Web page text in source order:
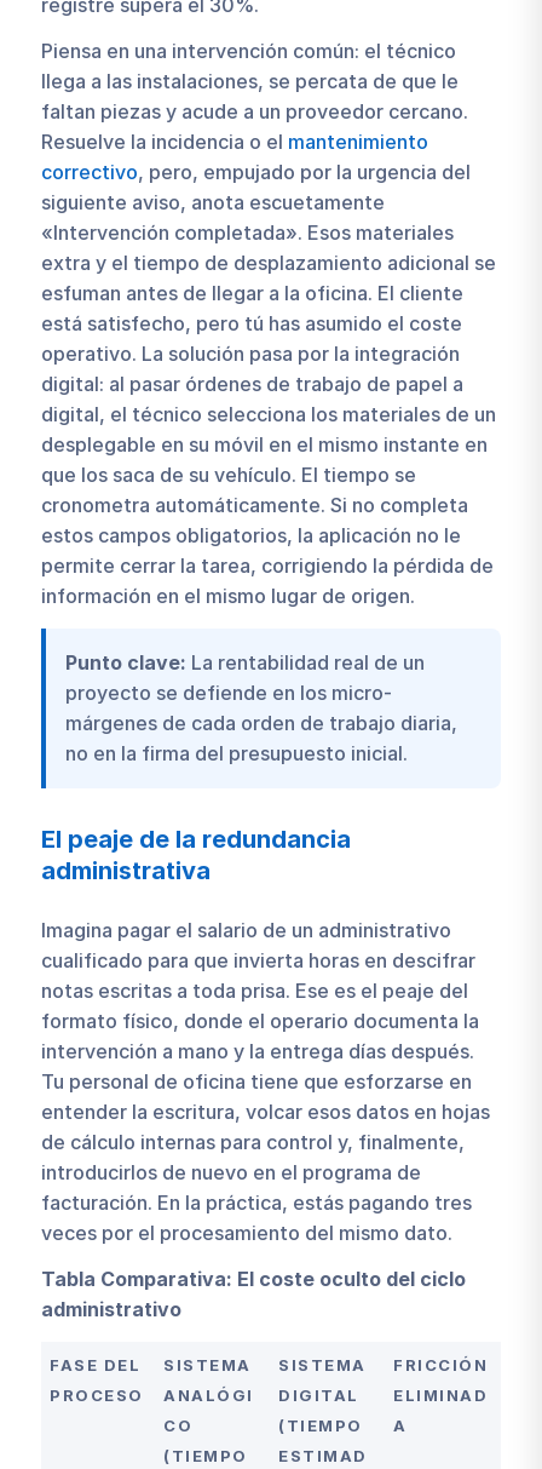
Piensa en una intervención común: el técnico
llega a las instalaciones, se percata de que le
faltan piezas y acude a un proveedor cercano.
Resuelve la incidencia o el mantenimiento
correctivo, pero, empujado por la urgencia del
siguiente aviso, anota escuetamente
«Intervención completada». Esos materiales
extra y el tiempo de desplazamiento adicional se
esfuman antes de llegar a la oficina. El cliente
está satisfecho, pero tú has asumido el coste
operativo. La solución pasa por la integración
digital: al pasar órdenes de trabajo de papel a
digital, el técnico selecciona los materiales de un
desplegable en su móvil en el mismo instante en
que los saca de su vehículo. El tiempo se
cronometra automáticamente. Si no completa
estos campos obligatorios, la aplicación no le
permite cerrar la tarea, corrigiendo la pérdida de
información en el mismo lugar de origen.
Punto clave: La rentabilidad real de un
proyecto se defiende en los micro-
márgenes de cada orden de trabajo diaria,
no en la firma del presupuesto inicial.
El peaje de la redundancia
administrativa
Imagina pagar el salario de un administrativo
cualificado para que invierta horas en descifrar
notas escritas a toda prisa. Ese es el peaje del
formato físico, donde el operario documenta la
intervención a mano y la entrega días después.
Tu personal de oficina tiene que esforzarse en
entender la escritura, volcar esos datos en hojas
de cálculo internas para control y, finalmente,
introducirlos de nuevo en el programa de
facturación. En la práctica, estás pagando tres
veces por el procesamiento del mismo dato.
Tabla Comparativa: El coste oculto del ciclo
administrativo
FASE DEL
PROCESO
SISTEMA
ANALÓGI
CO
(TIEMPO
SISTEMA
DIGITAL
(TIEMPO
ESTIMAD
FRICCIÓN
ELIMINAD
A